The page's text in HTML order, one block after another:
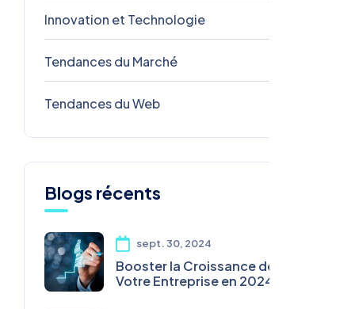
Innovation et Technologie
Tendances du Marché
Tendances du Web
Blogs récents
sept. 30, 2024
Booster la Croissance de
Votre Entreprise en 2024